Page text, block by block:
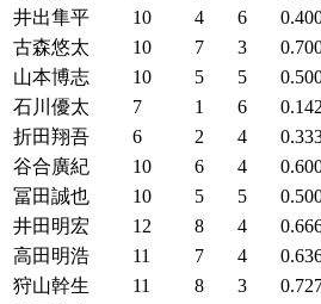
井出隼平
10 4 6
古森悠太
10 7 3
山本博志
10 5 5
石川優太
7 1 6
折田翔吾
6 2 4
谷合廣紀
10 6 4
冨田誠也
10 5 5
井田明宏
12 8 4
高田明浩
11 7 4
狩山幹生
11 8 3